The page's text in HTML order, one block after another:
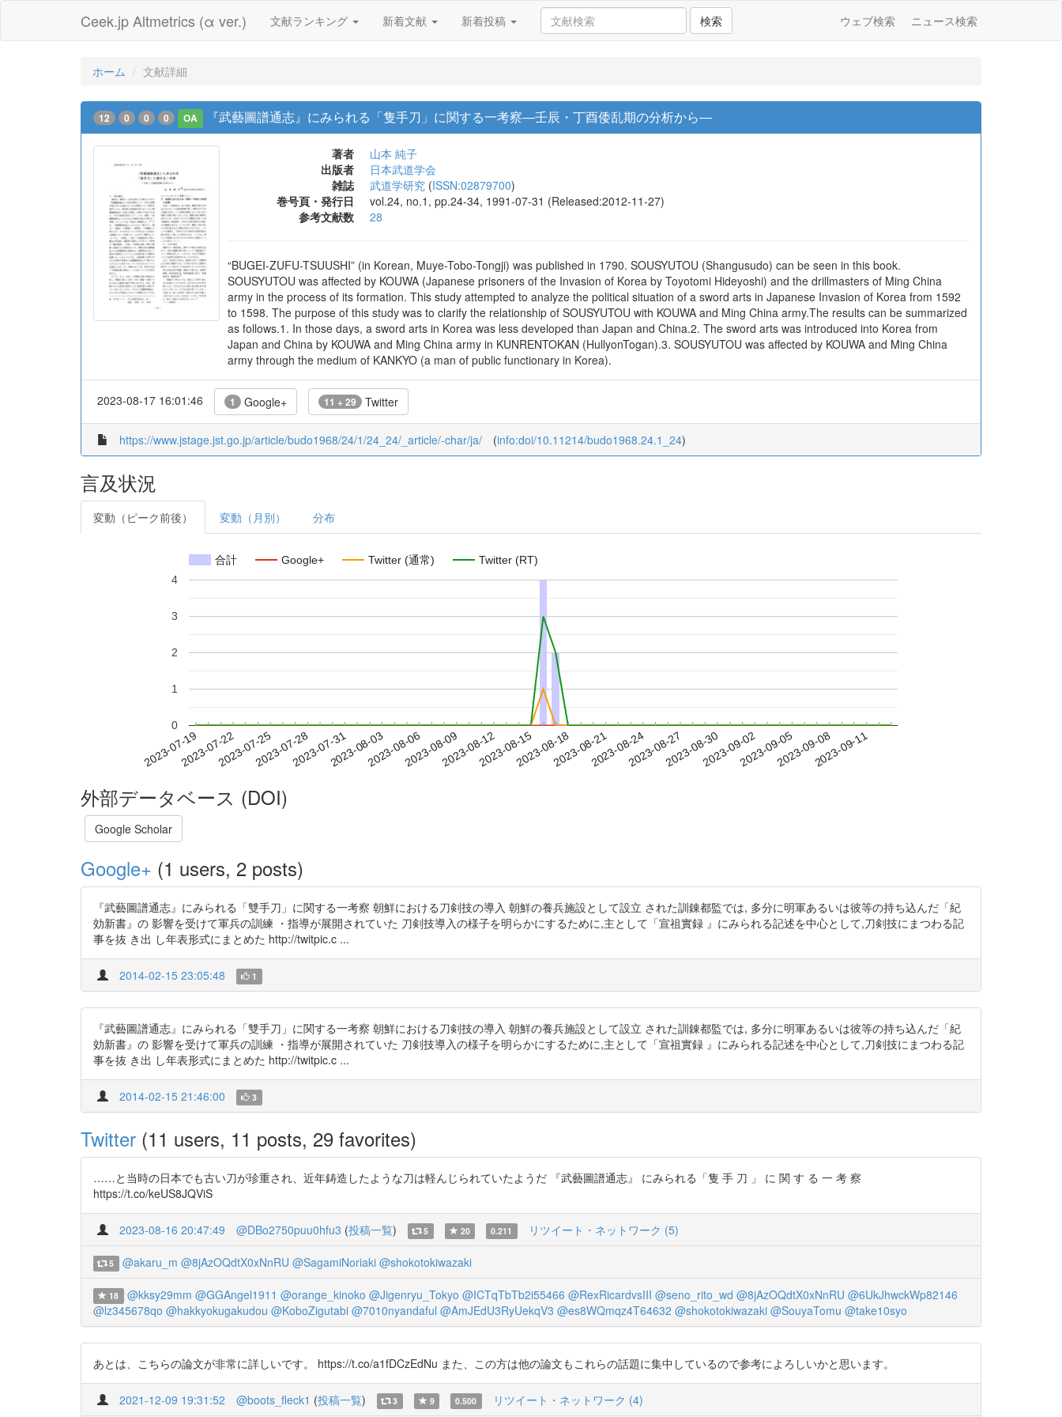
Ceek.jp Altmetrics (α ver.) 文献ランキング 新着文献 新着投稿 検索 ウェブ検索 ニュース検索
ホーム 文献詳細
12 0 0 0 OA 『武藝圖譜通志』にみられる「隻手刀」に関する一考察―壬辰・丁酉倭乱期の分析から―
著者
山本 純子
出版者
日本武道学会
雑誌
武道学研究 (ISSN:02879700)
巻号頁・発行日
vol.24, no.1, pp.24-34, 1991-07-31 (Released:2012-11-27)
参考文献数
28
“BUGEI-ZUFU-TSUUSHI” (in Korean, Muye-Tobo-Tongji) was published in 1790. SOUSYUTOU (Shangusudo) can be seen in this book.
SOUSYUTOU was affected by KOUWA (Japanese prisoners of the Invasion of Korea by Toyotomi Hideyoshi) and the drillmasters of Ming China
army in the process of its formation. This study attempted to analyze the political situation of a sword arts in Japanese Invasion of Korea from 1592
to 1598. The purpose of this study was to clarify the relationship of SOUSYUTOU with KOUWA and Ming China army.The results can be summarized
as follows.1. In those days, a sword arts in Korea was less developed than Japan and China.2. The sword arts was introduced into Korea from
Japan and China by KOUWA and Ming China army in KUNRENTOKAN (HullyonTogan).3. SOUSYUTOU was affected by KOUWA and Ming China
army through the medium of KANKYO (a man of public functionary in Korea).
2023-08-17 16:01:46 1 Google+ 11 + 29 Twitter
https://www.jstage.jst.go.jp/article/budo1968/24/1/24_24/_article/-char/ja/ (info:doi/10.11214/budo1968.24.1_24)
言及状況
変動（ピーク前後） 変動（月別） 分布
合計 Google+ Twitter (通常) Twitter (RT)
2023-07-192023-07-222023-07-252023-07-282023-07-312023-08-032023-08-062023-08-092023-08-122023-08-152023-08-182023-08-212023-08-242023-08-272023-08-302023-09-022023-09-052023-09-082023-09-11
0
1
2
3
4
外部データベース (DOI)
Google Scholar
Google+ (1 users, 2 posts)
『武藝圖譜通志』にみられる「雙手刀」に関する一考察 朝鮮における刀剣技の導入 朝鮮の養兵施設として設立 された訓錬都監では, 多分に明軍あるいは彼等の持ち込んだ「紀
効新書』の 影響を受けて軍兵の訓練 ・指導が展開されていた 刀剣技導入の様子を明らかにするために,主として「宣祖實録 』にみられる記述を中心として,刀剣技にまつわる記
事を抜 き出 し年表形式にまとめた http://twitpic.c ...
2014-02-15 23:05:48 1
『武藝圖譜通志』にみられる「雙手刀」に関する一考察 朝鮮における刀剣技の導入 朝鮮の養兵施設として設立 された訓錬都監では, 多分に明軍あるいは彼等の持ち込んだ「紀
効新書』の 影響を受けて軍兵の訓練 ・指導が展開されていた 刀剣技導入の様子を明らかにするために,主として「宣祖實録 』にみられる記述を中心として,刀剣技にまつわる記
事を抜 き出 し年表形式にまとめた http://twitpic.c ...
2014-02-15 21:46:00 3
Twitter (11 users, 11 posts, 29 favorites)
……と当時の日本でも古い刀が珍重され、近年鋳造したような刀は軽んじられていたようだ 『武藝圖譜通志』 にみられる「隻 手 刀 」 に 関 す る 一 考 察
https://t.co/keUS8JQViS
2023-08-16 20:47:49 @DBo2750puu0hfu3 (投稿一覧) 5 20 0.211 リツイート・ネットワーク (5)
5 @akaru_m @8jAzOQdtX0xNnRU @SagamiNoriaki @shokotokiwazaki
18 @kksy29mm @GGAngel1911 @orange_kinoko @Jigenryu_Tokyo @ICTqTbTb2i55466 @RexRicardvsIII @seno_rito_wd @8jAzOQdtX0xNnRU @6UkJhwckWp82146
@lz345678qo @hakkyokugakudou @KoboZigutabi @7010nyandaful @AmJEdU3RyUekqV3 @es8WQmqz4T64632 @shokotokiwazaki @SouyaTomu @take10syo
あとは、こちらの論文が非常に詳しいです。 https://t.co/a1fDCzEdNu また、この方は他の論文もこれらの話題に集中しているので参考によろしいかと思います。
2021-12-09 19:31:52 @boots_fleck1 (投稿一覧) 3 9 0.500 リツイート・ネットワーク (4)